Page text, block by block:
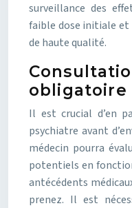
surveillance des
faible dose initiale et
de haute qualité.
obligatoire
Il est crucial d’en
psychiatre avant
médecin pourra
potentiels en
antécédents
prenez. Il est